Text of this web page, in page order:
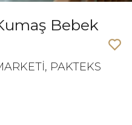
Bebek
PAKTEKS